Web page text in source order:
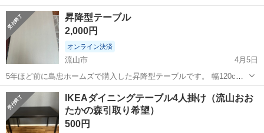
昇降型テーブル
2,000円
オンライン決済
流山市
4月5日
5年ほど前に島忠ホームズで購入した昇降型テーブルです。 幅120cm,
奥行80cm,床面からの高さ55-70cmに調整可能です。 机表面はマット
を敷いていたので比較的傷などは少なめですが、土台面や机の縁にハ
ゲ跡が満遍なくつい...
千葉 流山市 テーブル ホームズ
IKEAダイニングテーブル4人掛け（流山おお
たかの森引取り希望）
500円